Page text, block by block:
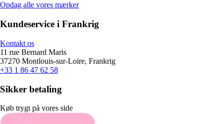
Opdag alle vores mærker
Kundeservice i Frankrig
Kontakt os
11 rue Bernard Maris
37270 Montlouis-sur-Loire, Frankrig
+33 1 86 47 62 58
Sikker betaling
Køb trygt på vores side